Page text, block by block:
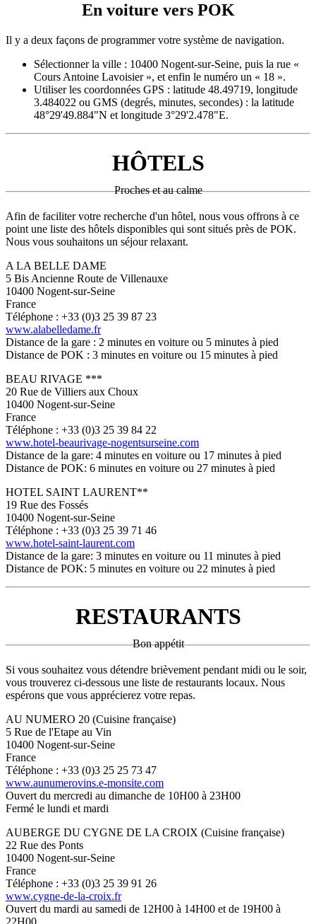
En voiture vers POK
Il y a deux façons de programmer votre système de navigation.
Sélectionner la ville : 10400 Nogent-sur-Seine, puis la rue «
Cours Antoine Lavoisier », et enfin le numéro un « 18 ».
Utiliser les coordonnées GPS : latitude 48.49719, longitude
3.484022 ou GMS (degrés, minutes, secondes) : la latitude
48°29'49.884"N et longitude 3°29'2.478"E.
HÔTELS
Proches et au calme
Afin de faciliter votre recherche d'un hôtel, nous vous offrons à ce
point une liste des hôtels disponibles qui sont situés près de POK.
Nous vous souhaitons un séjour relaxant.
A LA BELLE DAME
5 Bis Ancienne Route de Villenauxe
10400 Nogent-sur-Seine
France
Téléphone : +33 (0)3 25 39 87 23
www.alabelledame.fr
Distance de la gare : 2 minutes en voiture ou 5 minutes à pied
Distance de POK : 3 minutes en voiture ou 15 minutes à pied
BEAU RIVAGE ***
20 Rue de Villiers aux Choux
10400 Nogent-sur-Seine
France
Téléphone : +33 (0)3 25 39 84 22
www.hotel-beaurivage-nogentsurseine.com
Distance de la gare: 4 minutes en voiture ou 17 minutes à pied
Distance de POK: 6 minutes en voiture ou 27 minutes à pied
HOTEL SAINT LAURENT**
19 Rue des Fossés
10400 Nogent-sur-Seine
Téléphone : +33 (0)3 25 39 71 46
www.hotel-saint-laurent.com
Distance de la gare: 3 minutes en voiture ou 11 minutes à pied
Distance de POK: 5 minutes en voiture ou 22 minutes à pied
RESTAURANTS
Bon appétit
Si vous souhaitez vous détendre brièvement pendant midi ou le soir,
vous trouverez ci-dessous une liste de restaurants locaux. Nous
espérons que vous apprécierez votre repas.
AU NUMERO 20 (Cuisine française)
5 Rue de l'Etape au Vin
10400 Nogent-sur-Seine
France
Téléphone : +33 (0)3 25 25 73 47
www.aunumerovins.e-monsite.com
Ouvert du mercredi au dimanche de 10H00 à 23H00
Fermé le lundi et mardi
AUBERGE DU CYGNE DE LA CROIX (Cuisine française)
22 Rue des Ponts
10400 Nogent-sur-Seine
France
Téléphone : +33 (0)3 25 39 91 26
www.cygne-de-la-croix.fr
Ouvert du mardi au samedi de 12H00 à 14H00 et de 19H00 à
22H00